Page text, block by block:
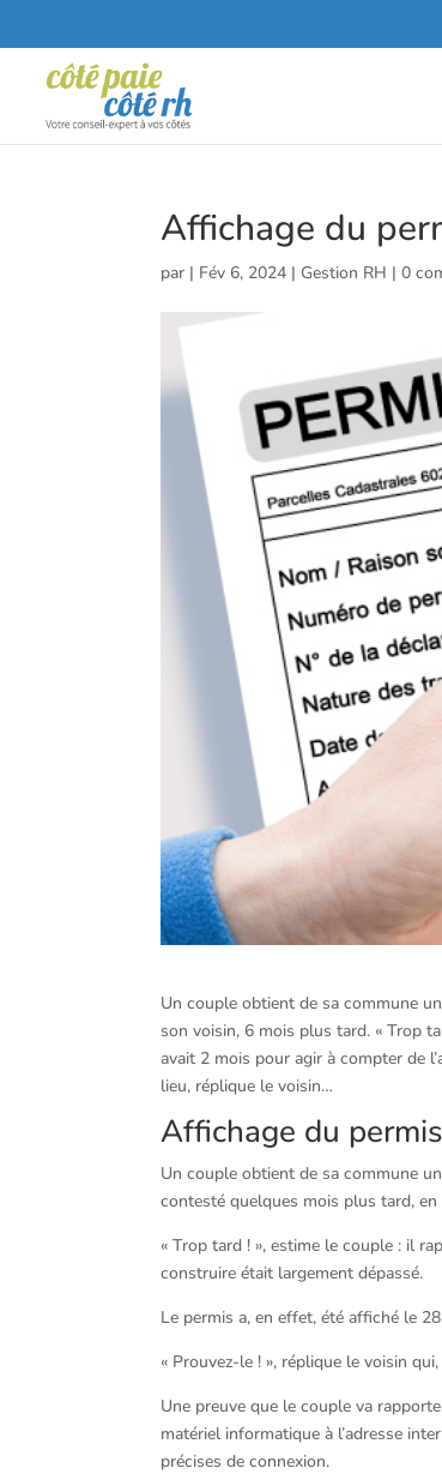
Affichage du
par | Fév 6, 2024 | Gestion RH |0
Un couple obtient de sa commune
son voisin, 6 mois plus tard. « Trop
avait 2 mois pour agir à compter de
lieu, réplique le voisin…
Affichage du
Un couple obtient de sa commune
contesté quelques mois plus tard,
« Trop tard ! », estime le couple : il
construire était largement dépassé.
Le permis a, en effet, été affiché le
« Prouvez-le ! », réplique le voisin
Une preuve que le couple va
matériel informatique à l’adresse
précises de connexion.